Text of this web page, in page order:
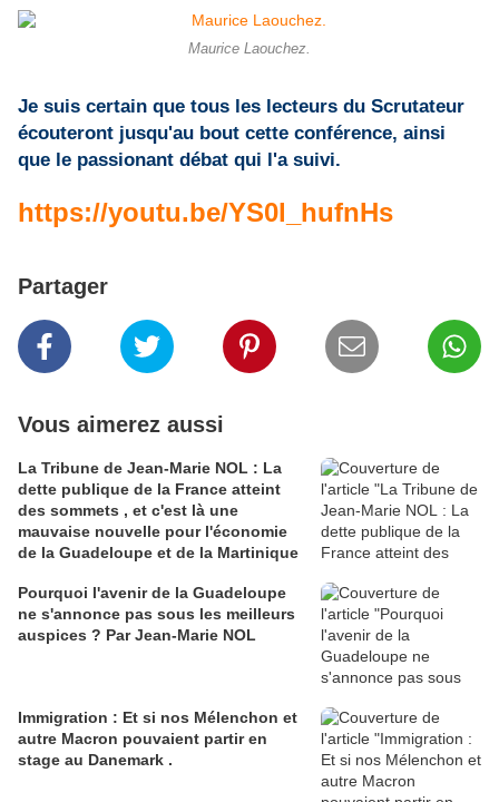
Maurice Laouchez.
Je suis certain que tous les lecteurs du Scrutateur
écouteront jusqu'au bout cette conférence, ainsi
que le passionant débat qui l'a suivi.
https://youtu.be/YS0l_hufnHs
Partager
Vous aimerez aussi
La Tribune de Jean-Marie NOL : La
dette publique de la France atteint
des sommets , et c'est là une
mauvaise nouvelle pour l'économie
de la Guadeloupe et de la Martinique
Pourquoi l'avenir de la Guadeloupe
ne s'annonce pas sous les meilleurs
auspices ? Par Jean-Marie NOL
Immigration : Et si nos Mélenchon et
autre Macron pouvaient partir en
stage au Danemark .